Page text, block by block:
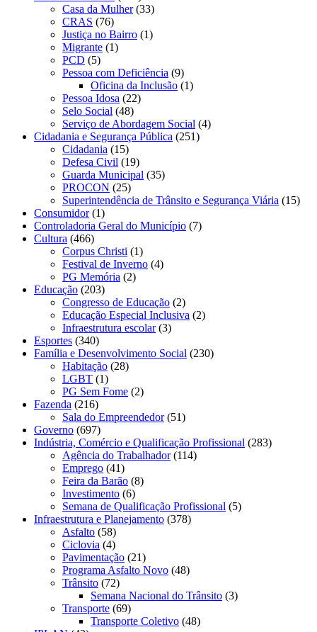
Casa da Mulher(33)
CRAS (76)
Justiça no Bairro (1)
Migrante (1)
PCD (5)
Pessoa com Deficiência (9)
Oficina da Inclusão (1)
Pessoa Idosa (22)
Selo Social (48)
Serviço de Abordagem Social (4)
Cidadania e Segurança Pública (251)
Cidadania (15)
Defesa Civil (19)
Guarda Municipal (35)
PROCON (25)
Superintendência de Trânsito e Segurança Viária (15)
Consumidor(1)
Controladoria Geral do Município (7)
Cultura (466)
Corpus Christi (1)
Festival de Inverno (4)
PG Memória (2)
Educação (203)
Congresso de Educação (2)
Educação Especial Inclusiva (2)
Infraestrutura escolar(3)
Esportes (340)
Família e Desenvolvimento Social (230)
Habitação (28)
LGBT (1)
PG Sem Fome (2)
Fazenda (216)
Sala do Empreendedor(51)
Governo (697)
Indústria, Comércio e Qualificação Profissional (283)
Agência do Trabalhador(114)
Emprego (41)
Feira da Barão (8)
Investimento (6)
Semana de Qualificação Profissional (5)
Infraestrutura e Planejamento (378)
Asfalto (58)
Ciclovia (4)
Pavimentação (21)
Programa Asfalto Novo (48)
Trânsito (72)
Semana Nacional do Trânsito (3)
Transporte (69)
Transporte Coletivo (48)